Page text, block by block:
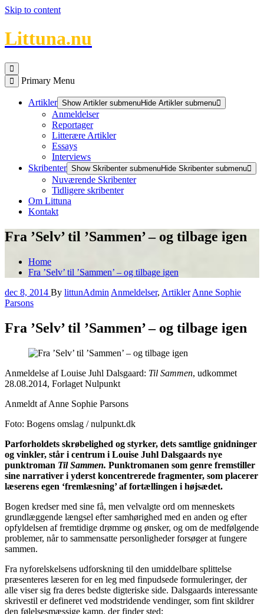
Skip to content
Littuna.nu
Primary Menu
Artikler Show Artikler submenuHide Artikler submenu
Anmeldelser
Reportager
Litterære Artikler
Essays
Interviews
Skribenter Show Skribenter submenuHide Skribenter submenu
Nuværende Skribenter
Tidligere skribenter
Om Littuna
Kontakt
Fra ’Selv’ til ’Sammen’ – og tilbage igen
Home
Fra ’Selv’ til ’Sammen’ – og tilbage igen
dec 8, 2014 By littunAdmin Anmeldelser, Artikler Anne Sophie
Parsons
Fra ’Selv’ til ’Sammen’ – og tilbage igen
Anmeldelse af Louise Juhl Dalsgaard: Til Sammen, udkommet
28.08.2014, Forlaget Nulpunkt
Anmeldt af Anne Sophie Parsons
Foto: Bogens omslag / nulpunkt.dk
Parforholdets skrøbelighed og styrker, dets samtlige gnidninger
og vinkler, står i centrum i Louise Juhl Dalsgaards nye
punktroman Til Sammen. Punktromanen som genre fremstiller
sine narrativer i yderst koncentrerede fragmenter, som placerer
læserens egen ‘fremlæsning’ af fortællingen i højsædet.
Bogen kredser med sine få, men velvalgte ord om menneskets
grundlæggende længsel efter samhørighed med en anden og efter
opfyldelsen af fremtidige drømme og ønsker, og om de medfølgende
problemer, når to sammensatte personligheder forsøger at fungere
sammen.
Fra nyforelskelsens udforskning til den umiddelbare splittelse
præsenteres læseren for en leg med finpudsede formuleringer, der
alle viser sig fra deres bedste digteriske side. Dalsgaards interessante
skrivestil er defineret ved modstridende vendinger, som fint skildrer
den følelsesmæssige kamp, der finder sted: